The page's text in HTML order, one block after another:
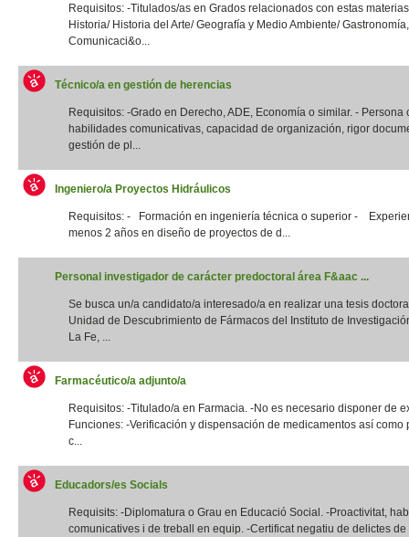
Requisitos: -Titulados/as en Grados relacionados con estas
Historia/ Historia del Arte/ Geografía y Medio Ambiente/ Gastronomía,
Comunicaci&o...
Técnico/a en gestión de herencias
Requisitos: -Grado en Derecho, ADE, Economía o similar. - Persona
habilidades comunicativas, capacidad de organización, rigor
gestión de pl...
Ingeniero/a Proyectos Hidráulicos
Requisitos: - Formación en ingeniería técnica o superior -
menos 2 años en diseño de proyectos de d...
Personal investigador de carácter predoctoral área F&aac ...
Se busca un/a candidato/a interesado/a en realizar una tesis
Unidad de Descubrimiento de Fármacos del Instituto de
La Fe, ...
Farmacéutico/a adjunto/a
Requisitos: -Titulado/a en Farmacia. -No es necesario disponer de
Funciones: -Verificación y dispensación de medicamentos así como
c...
Educadors/es Socials
Requisits: -Diplomatura o Grau en Educació Social. -Proactivitat,
comunicatives i de treball en equip. -Certificat negatiu de delictes